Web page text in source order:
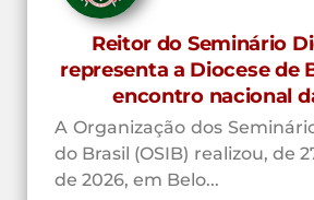
Reitor do Seminário
representa a Diocese de
encontro nacional
A Organização dos
do Brasil (OSIB) realizou, de
de 2026, em Belo...